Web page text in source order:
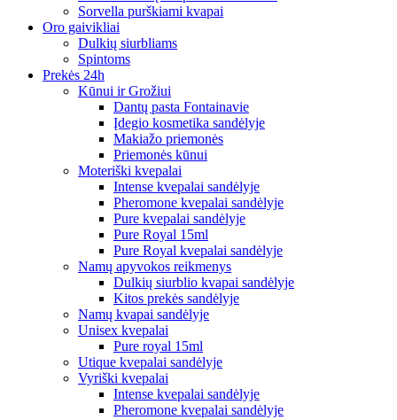
Sorvella purškiami kvapai
Oro gaivikliai
Dulkių siurbliams
Spintoms
Prekės 24h
Kūnui ir Grožiui
Dantų pasta Fontainavie
Įdegio kosmetika sandėlyje
Makiažo priemonės
Priemonės kūnui
Moteriški kvepalai
Intense kvepalai sandėlyje
Pheromone kvepalai sandėlyje
Pure kvepalai sandėlyje
Pure Royal 15ml
Pure Royal kvepalai sandėlyje
Namų apyvokos reikmenys
Dulkių siurblio kvapai sandėlyje
Kitos prekės sandėlyje
Namų kvapai sandėlyje
Unisex kvepalai
Pure royal 15ml
Utique kvepalai sandėlyje
Vyriški kvepalai
Intense kvepalai sandėlyje
Pheromone kvepalai sandėlyje